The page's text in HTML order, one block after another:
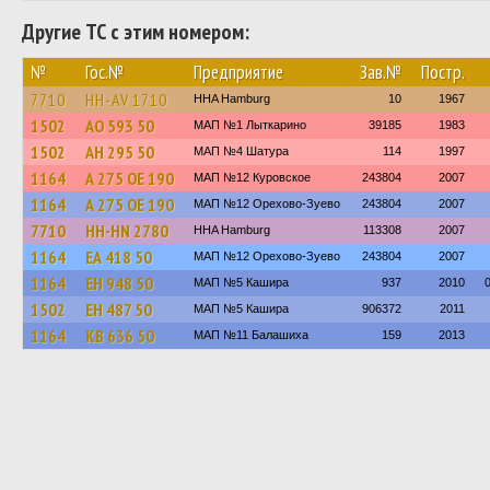
Другие ТС с этим номером:
№ Гос.№ Предприятие Зав.№ Постр.
7710 HH-AV 1710 HHA Hamburg 10 1967
1502 АО 593 50 МАП №1 Лыткарино 39185 1983
1502 АН 295 50 МАП №4 Шатура 114 1997
1164 А 275 ОЕ 190 МАП №12 Куровское 243804 2007
1164 А 275 ОЕ 190 МАП №12 Орехово-Зуево 243804 2007
7710 HH-HN 2780 HHA Hamburg 113308 2007
1164 ЕА 418 50 МАП №12 Орехово-Зуево 243804 2007
1164 ЕН 948 50 МАП №5 Кашира 937 2010
1502 ЕН 487 50 МАП №5 Кашира 906372 2011
1164 КВ 636 50 МАП №11 Балашиха 159 2013